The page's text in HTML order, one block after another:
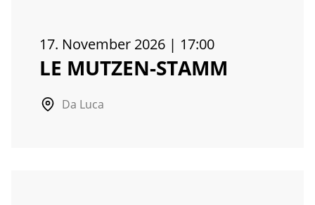
17. November 2026 | 17:00
LE MUTZEN-STAMM
Da Luca